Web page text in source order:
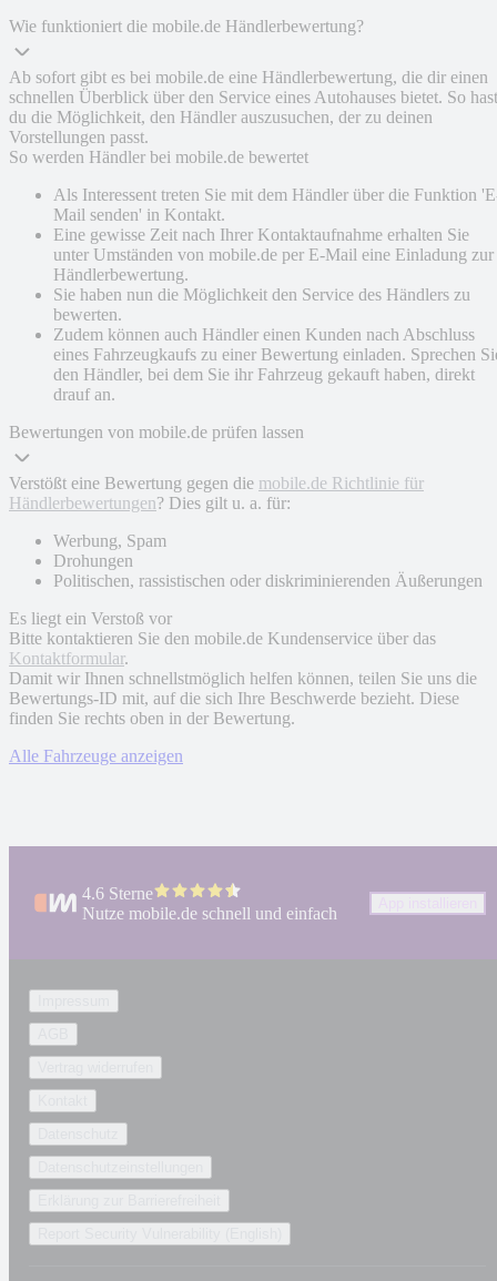
Wie funktioniert die mobile.de Händlerbewertung?
Ab sofort gibt es bei mobile.de eine Händlerbewertung, die dir einen
schnellen Überblick über den Service eines Autohauses bietet. So hast
du die Möglichkeit, den Händler auszusuchen, der zu deinen
Vorstellungen passt.
So werden Händler bei mobile.de bewertet
Als Interessent treten Sie mit dem Händler über die Funktion
Mail senden' in Kontakt.
Eine gewisse Zeit nach Ihrer Kontaktaufnahme erhalten Sie
unter Umständen von mobile.de per E-Mail eine Einladung zur
Händlerbewertung.
Sie haben nun die Möglichkeit den Service des Händlers zu
bewerten.
Zudem können auch Händler einen Kunden nach Abschluss
eines Fahrzeugkaufs zu einer Bewertung einladen. Sprechen
den Händler, bei dem Sie ihr Fahrzeug gekauft haben, direkt
drauf an.
Bewertungen von mobile.de prüfen lassen
Verstößt eine Bewertung gegen die mobile.de Richtlinie für
Händlerbewertungen? Dies gilt u. a. für:
Werbung, Spam
Drohungen
Politischen, rassistischen oder diskriminierenden Äußerungen
Es liegt ein Verstoß vor
Bitte kontaktieren Sie den mobile.de Kundenservice über das
Kontaktformular.
Damit wir Ihnen schnellstmöglich helfen können, teilen Sie uns die
Bewertungs-ID mit, auf die sich Ihre Beschwerde bezieht. Diese
finden Sie rechts oben in der Bewertung.
Alle Fahrzeuge anzeigen
4.6 Sterne
Nutze mobile.de schnell und einfach